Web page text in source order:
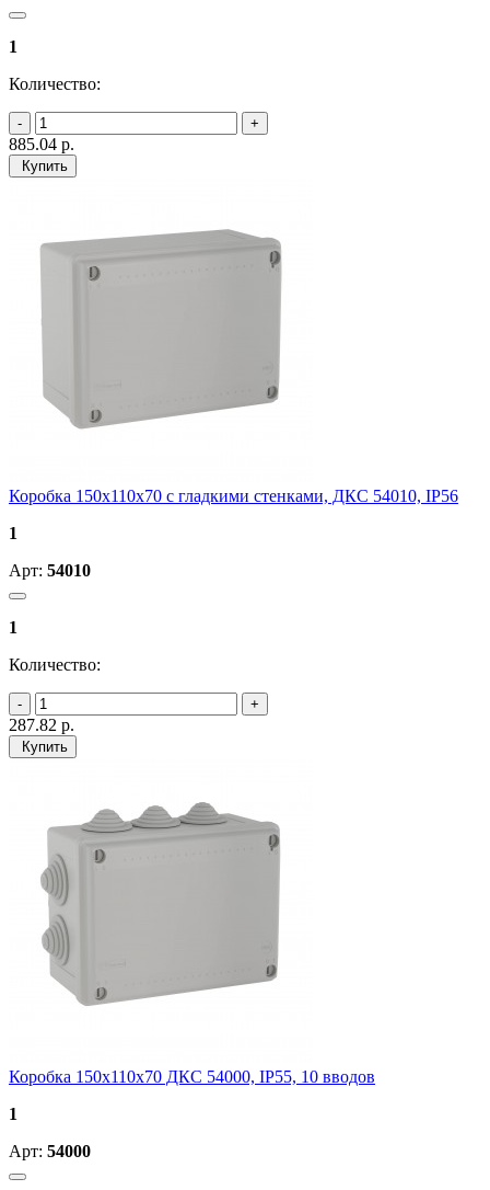
1
Количество:
885.04 р.
Купить
Коробка 150х110х70 с гладкими стенками, ДКС 54010, IP56
1
Арт: 54010
1
Количество:
287.82 р.
Купить
Коробка 150х110х70 ДКС 54000, IP55, 10 вводов
1
Арт: 54000